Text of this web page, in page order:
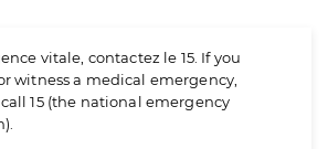
vitale, contactez le 15. If you
witness a medical emergency,
15 (the national emergency